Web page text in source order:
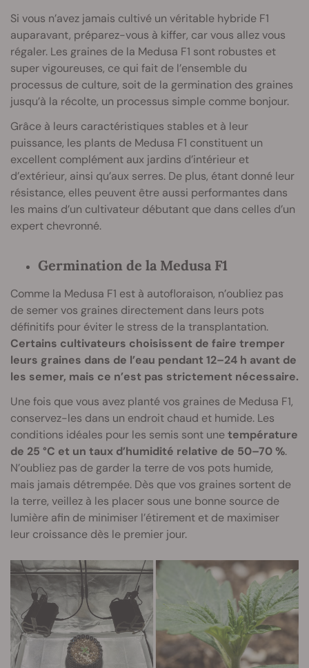
Si vous n’avez jamais cultivé un véritable hybride F1
auparavant, préparez-vous à kiffer, car vous allez vous
régaler. Les graines de la Medusa F1 sont robustes et
super vigoureuses, ce qui fait de l’ensemble du
processus de culture, soit de la germination des graines
jusqu’à la récolte, un processus simple comme bonjour.
Grâce à leurs caractéristiques stables et à leur
puissance, les plants de Medusa F1 constituent un
excellent complément aux jardins d’intérieur et
d’extérieur, ainsi qu’aux serres. De plus, étant donné leur
résistance, elles peuvent être aussi performantes dans
les mains d’un cultivateur débutant que dans celles d’un
expert chevronné.
Germination de la Medusa F1
Comme la Medusa F1 est à autofloraison, n’oubliez pas
de semer vos graines directement dans leurs pots
définitifs pour éviter le stress de la transplantation.
Certains cultivateurs choisissent de faire tremper
leurs graines dans de l’eau pendant 12–24 h avant de
les semer, mais ce n’est pas strictement nécessaire.
Une fois que vous avez planté vos graines de Medusa F1,
conservez-les dans un endroit chaud et humide. Les
conditions idéales pour les semis sont unetempérature
de 25 °C et un taux d’humidité relative de 50–70 %.
N’oubliez pas de garder la terre de vos pots humide,
mais jamais détrempée. Dès que vos graines sortent de
la terre, veillez à les placer sous une bonne source de
lumière afin de minimiser l’étirement et de maximiser
leur croissance dès le premier jour.